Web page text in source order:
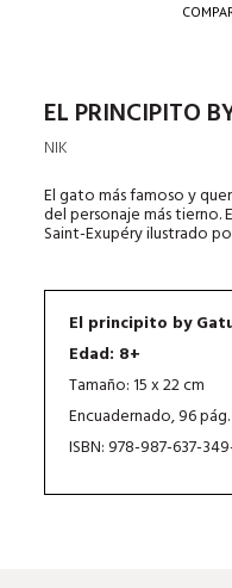
EL PRINCIPITO
NIK
El gato más famoso y
del personaje más
Saint-Exupéry ilustrado
El principito by
Edad: 8+
Tamaño: 15 x 22 cm
Encuadernado, 96 pág.
ISBN: 978-987-637-